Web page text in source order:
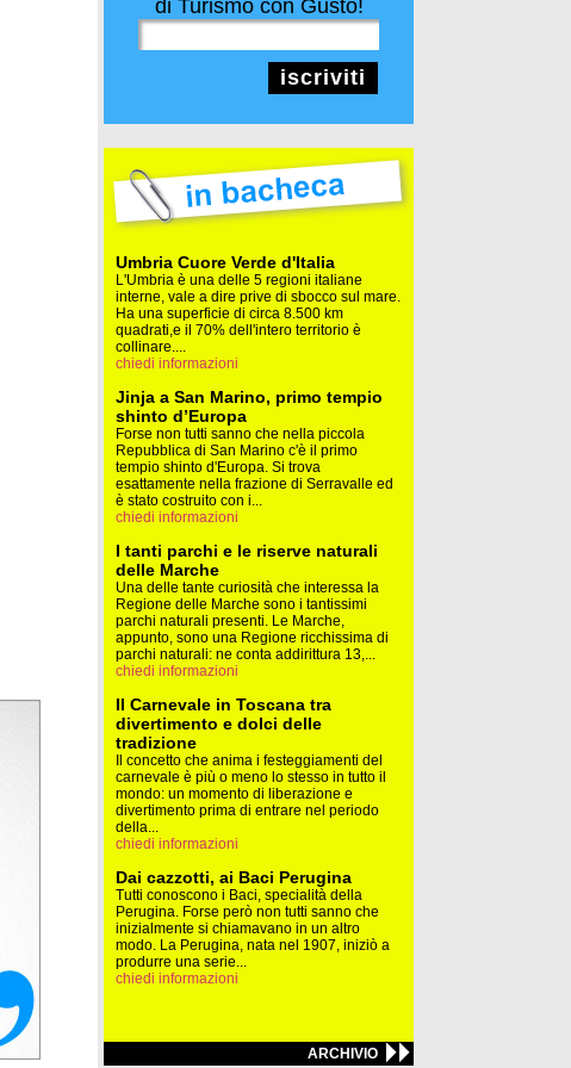
di Turismo con Gusto!
iscriviti
Umbria Cuore Verde d'Italia
L'Umbria è una delle 5 regioni italiane
interne, vale a dire prive di sbocco sul mare.
Ha una superficie di circa 8.500 km
quadrati,e il 70% dell'intero territorio è
collinare....
chiedi informazioni
Jinja a San Marino, primo tempio
shinto d’Europa
Forse non tutti sanno che nella piccola
Repubblica di San Marino c'è il primo
tempio shinto d'Europa. Si trova
esattamente nella frazione di Serravalle ed
è stato costruito con i...
chiedi informazioni
I tanti parchi e le riserve naturali
delle Marche
Una delle tante curiosità che interessa la
Regione delle Marche sono i tantissimi
parchi naturali presenti. Le Marche,
appunto, sono una Regione ricchissima di
parchi naturali: ne conta addirittura 13,...
chiedi informazioni
Il Carnevale in Toscana tra
divertimento e dolci delle
tradizione
Il concetto che anima i festeggiamenti del
carnevale è più o meno lo stesso in tutto il
mondo: un momento di liberazione e
divertimento prima di entrare nel periodo
della...
chiedi informazioni
Dai cazzotti, ai Baci Perugina
Tutti conoscono i Baci, specialità della
Perugina. Forse però non tutti sanno che
inizialmente si chiamavano in un altro
modo. La Perugina, nata nel 1907, iniziò a
produrre una serie...
chiedi informazioni
ARCHIVIO